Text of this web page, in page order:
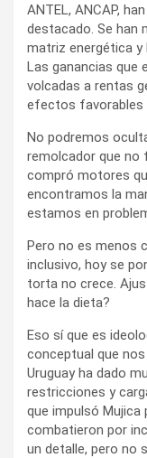
ANTEL, ANCAP,
destacado. Se han
matriz energética y
Las ganancias que
volcadas a rentas
efectos favorables
No podremos
remolcador que no
compró motores
encontramos la
estamos en
Pero no es menos
inclusivo, hoy se
torta no crece.
hace la dieta?
Eso sí que es
conceptual que
Uruguay ha dado
restricciones y
que impulsó Mujica
combatieron por
un detalle, pero no